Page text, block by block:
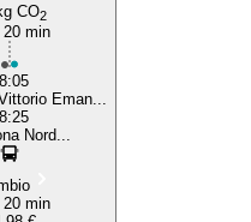
CO2
20 min
Eman...
Nord...
20 min